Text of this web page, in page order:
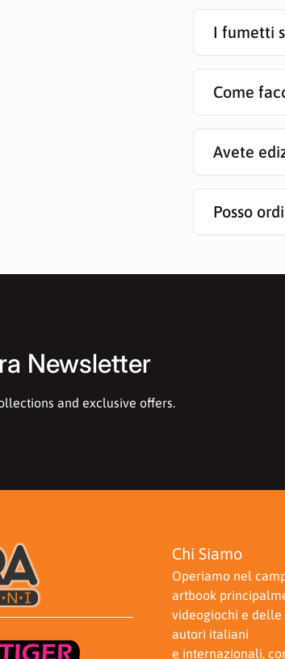
I fumetti
Come
Avete
Posso
Newsletter
and exclusive offers.
Chi Siamo
Operiamo nel
artbook
videogiochi e delle
autori italiani
e internazionali,